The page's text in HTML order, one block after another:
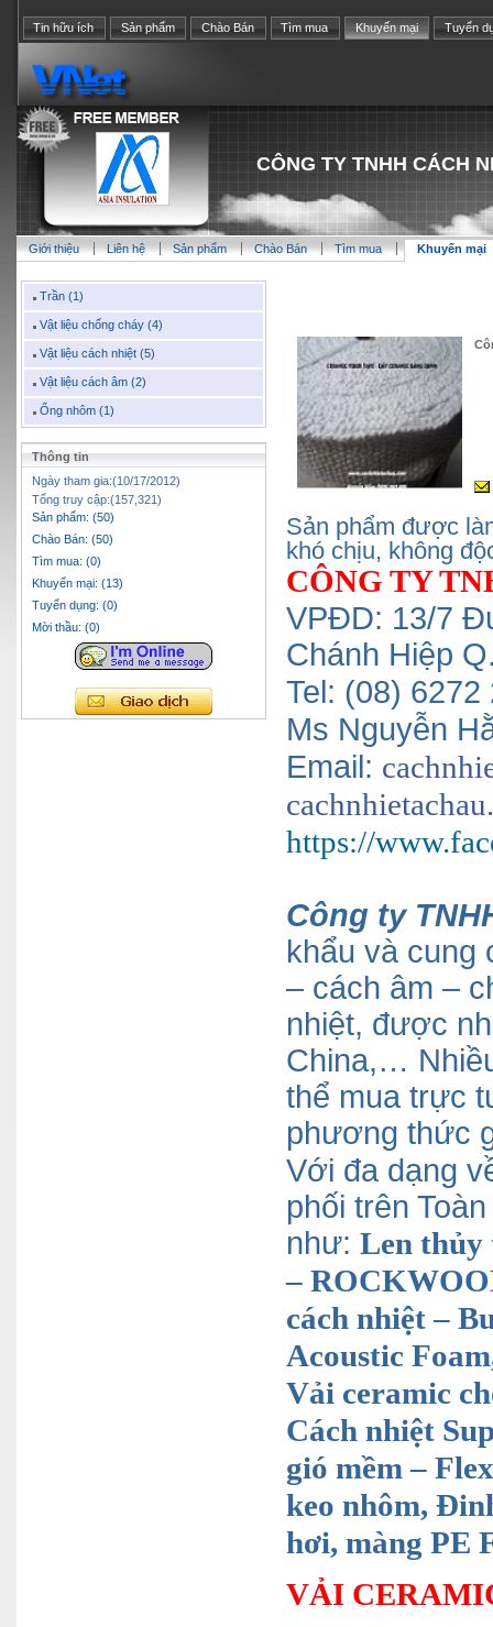
Tin hữu ích Sản phẩm Chào Bán Tìm mua Khuyến mại Tuyển
CÔNG TY TNHH CÁCH
Giới thiệu Liên hệ Sản phẩm Chào Bán Tìm mua Khuyến mại
Trần (1)
Vật liệu chống cháy (4)
Vật liệu cách nhiệt (5)
Vật liệu cách âm (2)
Ống nhôm (1)
Thông tin
Ngày tham gia:(10/17/2012)
Tổng truy cập:(157,321)
Sản phẩm: (50)
Chào Bán: (50)
Tìm mua: (0)
Khuyến mại: (13)
Tuyển dụng: (0)
Mời thầu: (0)
Sản phẩm được
khó chịu, không
CÔNG TY
VPĐD: 13/7
Chánh Hiệp
Tel: (08)
Ms Nguyễn
Email:
https://
Công ty
khẩu và cung
– cách âm –
nhiệt, được
China,…
thể mua trực
phương thức
Với đa dạng
phối trên
như: Len thủy
–
cách nhiệt –
Acoustic
Vải ceramic
Cách nhiệt
gió mềm –
keo nhôm,
hơi, màng PE
VẢI